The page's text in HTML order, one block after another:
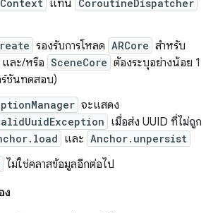
แทน CoroutineDispatcher
รองรับการโหลด ARCore สำหรับ
ละ/หรือ SceneCore ต้องระบุอย่างน้อย 1
ร์ชันทดสอบ)
จะแสดง
เมื่อส่ง UUID ที่ไม่ถูก
และ Anchor.unpersist
ไม่ใช่คลาสข้อมูลอีกต่อไป
ง